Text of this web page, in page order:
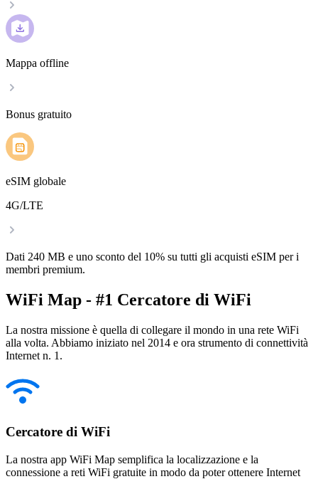
Mappa offline
Bonus gratuito
eSIM globale
4G/LTE
Dati 240 MB e uno sconto del 10% su tutti gli acquisti eSIM per i
membri premium.
WiFi Map - #1 Cercatore di WiFi
La nostra missione è quella di collegare il mondo in una rete WiFi
alla volta. Abbiamo iniziato nel 2014 e ora strumento di connettività
Internet n. 1.
Cercatore di WiFi
La nostra app WiFi Map semplifica la localizzazione e la
connessione a reti WiFi gratuite in modo da poter ottenere Internet